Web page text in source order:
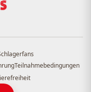
Teilnahmebedingungen